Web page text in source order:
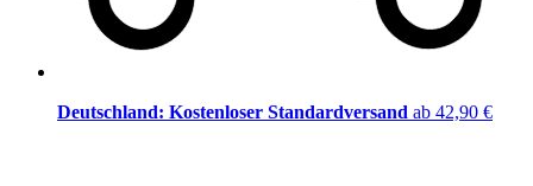
Deutschland: Kostenloser Standardversand ab 42,90 €